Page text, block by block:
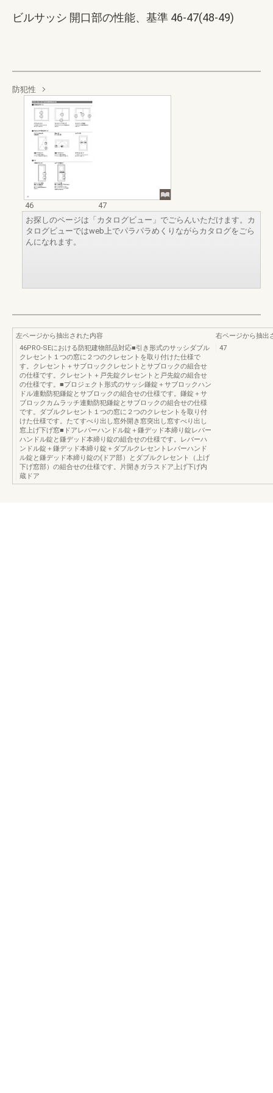
ビルサッシ 開口部の性能、基準 46-47(48-49)
防犯性
46
47
お探しのページは「カタログビュー」でごらんいただけます。カ
タログビューではweb上でパラパラめくりながらカタログをごら
んになれます。
左ページから抽出された内容
46PRO-SEにおける防犯建物部品対応■引き形式のサッシダブル
クレセント１つの窓に２つのクレセントを取り付けた仕様で
す。クレセント＋サブロッククレセントとサブロックの組合せ
の仕様です。クレセント＋戸先錠クレセントと戸先錠の組合せ
の仕様です。■プロジェクト形式のサッシ鎌錠＋サブロックハン
ドル連動防犯鎌錠とサブロックの組合せの仕様です。鎌錠＋サ
ブロックカムラッチ連動防犯鎌錠とサブロックの組合せの仕様
です。ダブルクレセント１つの窓に２つのクレセントを取り付
けた仕様です。たてすべり出し窓外開き窓突出し窓すべり出し
窓上げ下げ窓■ドアレバーハンドル錠＋鎌デッド本締り錠レバー
ハンドル錠と鎌デッド本締り錠の組合せの仕様です。レバーハ
ンドル錠＋鎌デッド本締り錠＋ダブルクレセントレバーハンド
ル錠と鎌デッド本締り錠の(ドア部）とダブルクレセント（上げ
下げ窓部）の組合せの仕様です。片開きガラスドア上げ下げ内
蔵ドア
右ページから抽出
47